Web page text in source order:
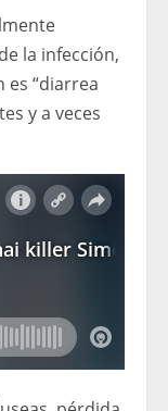
la infección,
es “diarrea
y a veces